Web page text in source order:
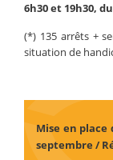
6h30 et 19h30,
(*) 135 arrêts +
situation de
Mise en
septembre /